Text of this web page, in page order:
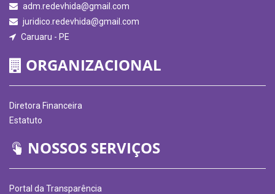
adm.redevhida@gmail.com
juridico.redevhida@gmail.com
Caruaru - PE
ORGANIZACIONAL
Diretora Financeira
Estatuto
NOSSOS SERVIÇOS
Portal da Transparência